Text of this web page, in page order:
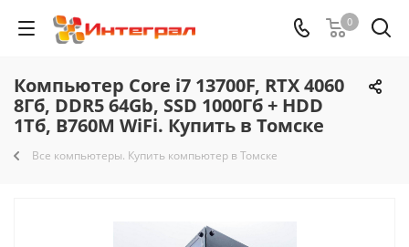
0
Компьютер Core i7 13700F, RTX 4060
8Гб, DDR5 64Gb, SSD 1000Гб + HDD
1Тб, B760M WiFi. Купить в Томске
Все компьютеры. Купить компьютер в Томске